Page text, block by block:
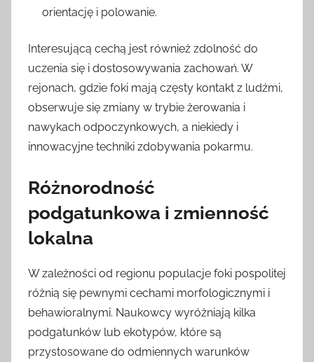
orientację i polowanie.
Interesującą cechą jest również zdolność do
uczenia się i dostosowywania zachowań. W
rejonach, gdzie foki mają częsty kontakt z ludźmi,
obserwuje się zmiany w trybie żerowania i
nawykach odpoczynkowych, a niekiedy i
innowacyjne techniki zdobywania pokarmu.
Różnorodność
podgatunkowa i zmienność
lokalna
W zależności od regionu populacje foki pospolitej
różnią się pewnymi cechami morfologicznymi i
behawioralnymi. Naukowcy wyróżniają kilka
podgatunków lub ekotypów, które są
przystosowane do odmiennych warunków